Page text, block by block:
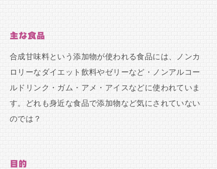
主な食品
合成甘味料という添加物が使われる食品には、ノンカ
ロリーなダイエット飲料やゼリーなど・ノンアルコー
ルドリンク・ガム・アメ・アイスなどに使われていま
す。どれも身近な食品で添加物など気にされていない
のでは？
目的